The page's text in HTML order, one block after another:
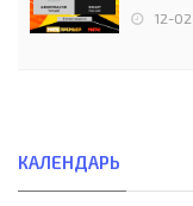
12-
КАЛЕНДАРЬ